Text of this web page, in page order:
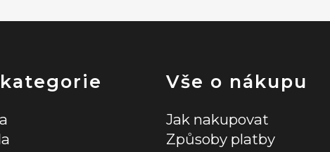
Vše o nákupu
Jak nakupovat
Způsoby platby